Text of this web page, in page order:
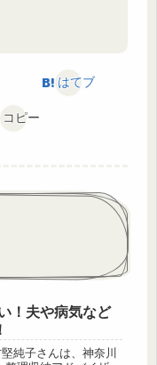
はてブ
コピー
！夫や病気など
純子さんは、神奈川